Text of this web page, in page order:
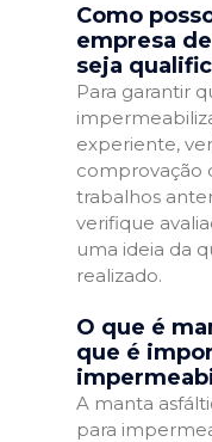
Como
empresa
seja
Para garantir
experiente,
comprovação
trabalhos
verifique
uma ideia da
realizado.
O que é
que é
A manta
para